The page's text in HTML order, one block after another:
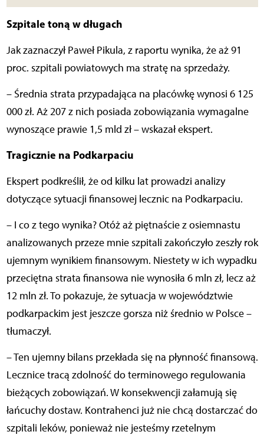
Szpitale toną w długach
Jak zaznaczył Paweł Pikula, z raportu wynika, że aż 91
proc. szpitali powiatowych ma stratę na sprzedaży.
– Średnia strata przypadająca na placówkę wynosi 6 125
000 zł. Aż 207 z nich posiada zobowiązania wymagalne
wynoszące prawie 1,5 mld zł – wskazał ekspert.
Tragicznie na Podkarpaciu
Ekspert podkreślił, że od kilku lat prowadzi analizy
dotyczące sytuacji finansowej lecznic na Podkarpaciu.
– I co z tego wynika? Otóż aż piętnaście z osiemnastu
analizowanych przeze mnie szpitali zakończyło zeszły rok
ujemnym wynikiem finansowym. Niestety w ich wypadku
przeciętna strata finansowa nie wynosiła 6 mln zł, lecz aż
12 mln zł. To pokazuje, że sytuacja w województwie
podkarpackim jest jeszcze gorsza niż średnio w Polsce –
tłumaczył.
– Ten ujemny bilans przekłada się na płynność finansową.
Lecznice tracą zdolność do terminowego regulowania
bieżących zobowiązań. W konsekwencji załamują się
łańcuchy dostaw. Kontrahenci już nie chcą dostarczać do
szpitali leków, ponieważ nie jesteśmy rzetelnym